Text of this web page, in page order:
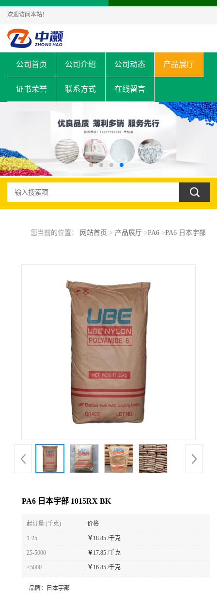
欢迎访问本站！
公司首页 公司介绍 公司动态 产品展厅
证书荣誉 联系方式 在线留言
您当前的位置： 网站首页 > 产品展厅>PA6>PA6 日本宇部
PA6 日本宇部 1015RX BK
起订量 (千克) 价格
1-25 ￥18.85 /千克
25-5000 ￥17.85 /千克
≥5000 ￥16.85 /千克
品牌：
日本宇部